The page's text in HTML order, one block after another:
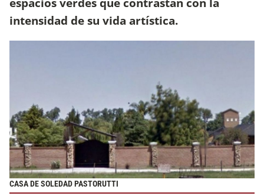
intensidad de su vida artística.
CASA DE SOLEDAD PASTORUTTI